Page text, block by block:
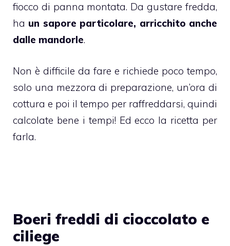
fiocco di panna montata. Da gustare fredda,
ha un sapore particolare, arricchito anche
dalle mandorle.
Non è difficile da fare e richiede poco tempo,
solo una mezzora di preparazione, un’ora di
cottura e poi il tempo per raffreddarsi, quindi
calcolate bene i tempi! Ed ecco la ricetta per
farla.
Boeri freddi di cioccolato e
ciliege